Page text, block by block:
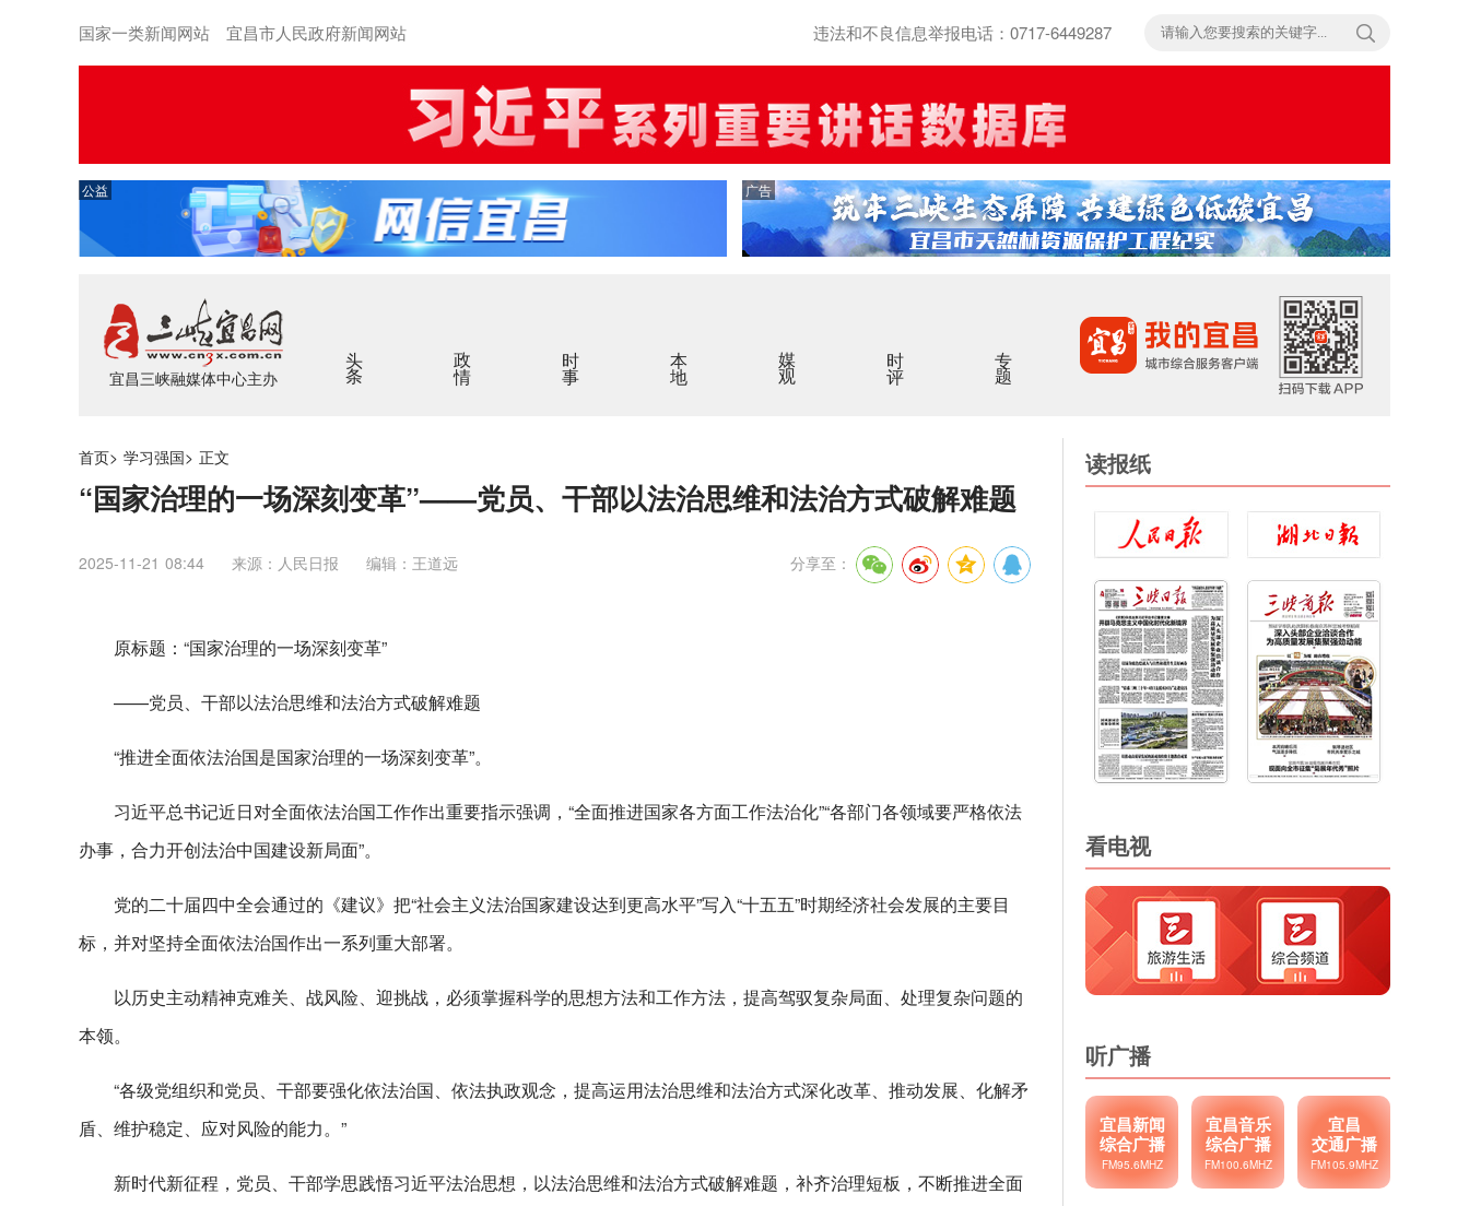
国家一类新闻网站 宜昌市人民政府新闻网站 违法和不良信息举报电话：0717-6449287
公益 广告
宜昌三峡融媒体中心主办
头条 政情 时事 本地 媒观 时评 专题
首页> 学习强国> 正文
“国家治理的一场深刻变革”——党员、干部以法治思维和法治方式破解难题
2025-11-21 08:44 来源：人民日报 编辑：王道远 分享至：
原标题：“国家治理的一场深刻变革”
——党员、干部以法治思维和法治方式破解难题
“推进全面依法治国是国家治理的一场深刻变革”。
习近平总书记近日对全面依法治国工作作出重要指示强调，“全面推进国家各方面工作法治化”“各部门各领域要严格依法
办事，合力开创法治中国建设新局面”。
党的二十届四中全会通过的《建议》把“社会主义法治国家建设达到更高水平”写入“十五五”时期经济社会发展的主要目
标，并对坚持全面依法治国作出一系列重大部署。
以历史主动精神克难关、战风险、迎挑战，必须掌握科学的思想方法和工作方法，提高驾驭复杂局面、处理复杂问题的
本领。
“各级党组织和党员、干部要强化依法治国、依法执政观念，提高运用法治思维和法治方式深化改革、推动发展、化解矛
盾、维护稳定、应对风险的能力。”
新时代新征程，党员、干部学思践悟习近平法治思想，以法治思维和法治方式破解难题，补齐治理短板，不断推进全面
读报纸
看电视
听广播
宜昌新闻
综合广播
FM95.6MHZ
宜昌音乐
综合广播
FM100.6MHZ
宜昌
交通广播
FM105.9MHZ